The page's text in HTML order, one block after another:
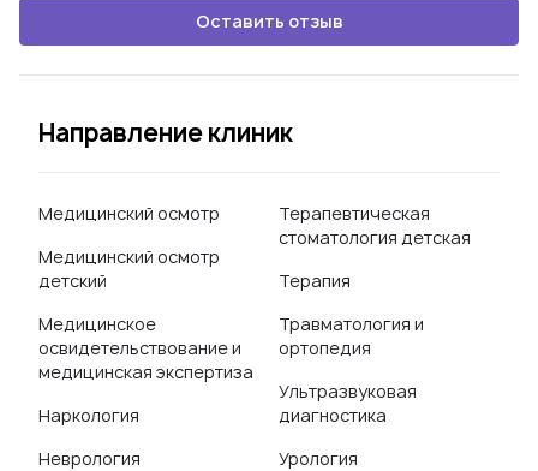
Оставить отзыв
Направление клиник
Медицинский осмотр
Медицинский осмотр
детский
Медицинское
освидетельствование и
медицинская экспертиза
Наркология
Неврология
Терапевтическая
стоматология детская
Терапия
Травматология и
ортопедия
Ультразвуковая
диагностика
Урология